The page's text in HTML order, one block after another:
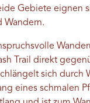
Gebiete eignen
Wandern.
Trail direkt
sich durch
eines schmalen